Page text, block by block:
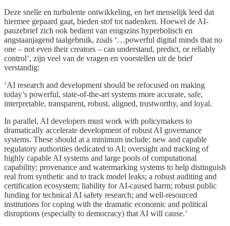
Deze snelle en turbulente ontwikkeling, en het menselijk leed dat
hiermee gepaard gaat, bieden stof tot nadenken. Hoewel de AI-
pauzebrief zich ook bedient van enigszins hyperbolisch en
angstaanjagend taalgebruik, zoals ‘…powerful digital minds that no
one – not even their creators – can understand, predict, or reliably
control’, zijn veel van de vragen en voorstellen uit de brief
verstandig:
‘AI research and development should be refocused on making
today’s powerful, state-of-the-art systems more accurate, safe,
interpretable, transparent, robust, aligned, trustworthy, and loyal.
In parallel, AI developers must work with policymakers to
dramatically accelerate development of robust AI governance
systems. These should at a minimum include: new and capable
regulatory authorities dedicated to AI; oversight and tracking of
highly capable AI systems and large pools of computational
capability; provenance and watermarking systems to help distinguish
real from synthetic and to track model leaks; a robust auditing and
certification ecosystem; liability for AI-caused harm; robust public
funding for technical AI safety research; and well-resourced
institutions for coping with the dramatic economic and political
disruptions (especially to democracy) that AI will cause.’